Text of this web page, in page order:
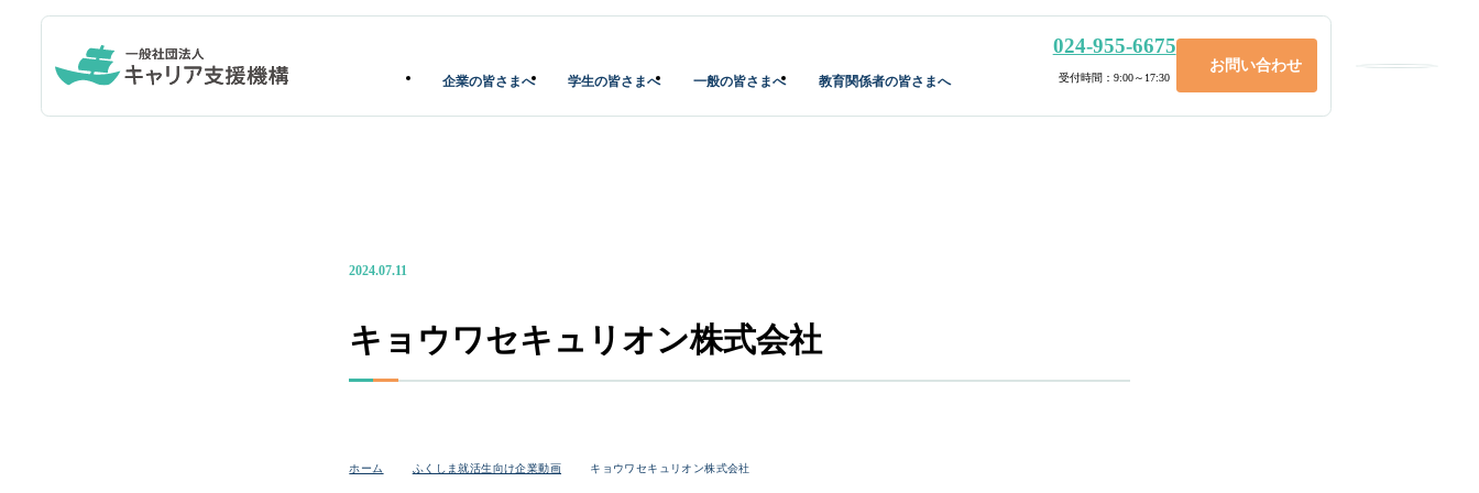
企業の皆さまへ 学生の皆さまへ 一般の皆さまへ 教育関係者の皆さまへ
024-955-6675
受付時間：9:00～17:30
お問い合わせ メニュー
2024.07.11
キョウワセキュリオン株式会社
ホーム ふくしま就活生向け企業動画 キョウワセキュリオン株式会社